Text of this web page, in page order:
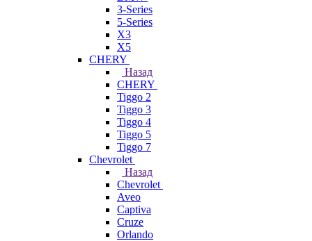
3-Series
5-Series
X3
X5
CHERY
Назад
CHERY
Tiggo 2
Tiggo 3
Tiggo 4
Tiggo 5
Tiggo 7
Chevrolet
Назад
Chevrolet
Aveo
Captiva
Cruze
Orlando